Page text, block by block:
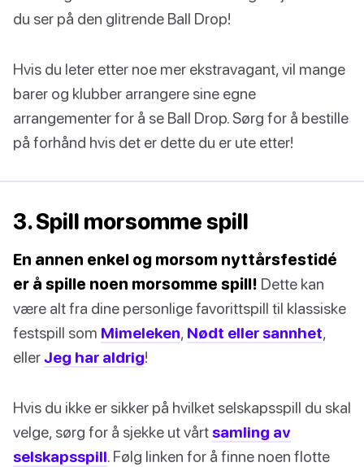
du ser på den glitrende Ball Drop!
Hvis du leter etter noe mer ekstravagant, vil mange
barer og klubber arrangere sine egne
arrangementer for å se Ball Drop. Sørg for å bestille
på forhånd hvis det er dette du er ute etter!
3. Spill morsomme spill
En annen enkel og morsom nyttårsfestidé
er å spille noen morsomme spill! Dette kan
være alt fra dine personlige favorittspill til klassiske
festspill som Mimeleken, Nødt eller sannhet,
ellerJeg har aldrig!
Hvis du ikke er sikker på hvilket selskapsspill du skal
velge, sørg for å sjekke ut vårt samling av
selskapsspill. Følg linken for å finne noen flotte